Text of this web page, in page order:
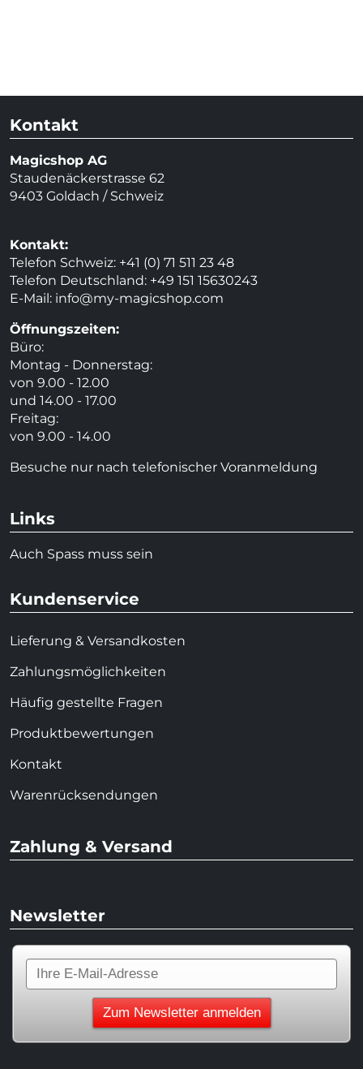
Kontakt
Magicshop AG
Staudenäckerstrasse 62
9403 Goldach / Schweiz
Kontakt:
Telefon Schweiz: +41 (0) 71 511 23 48
Telefon Deutschland: +49 151 15630243
E-Mail: info@my-magicshop.com
Öffnungszeiten:
Büro:
Montag - Donnerstag:
von 9.00 - 12.00
und 14.00 - 17.00
Freitag:
von 9.00 - 14.00
Besuche nur nach telefonischer Voranmeldung
Links
Auch Spass muss sein
Kundenservice
Lieferung & Versandkosten
Zahlungsmöglichkeiten
Häufig gestellte Fragen
Produktbewertungen
Kontakt
Warenrücksendungen
Zahlung & Versand
Newsletter